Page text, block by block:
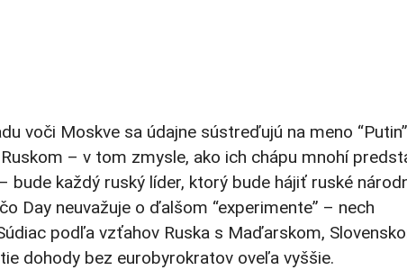
voči Moskve sa údajne sústreďujú na meno
– v tom zmysle, ako ich chápu mnohí
bude každý ruský líder, ktorý bude hájiť ruské
Day neuvažuje o ďalšom “experimente” – nech
podľa vzťahov Ruska s Maďarskom,
dohody bez eurobyrokratov oveľa vyššie.